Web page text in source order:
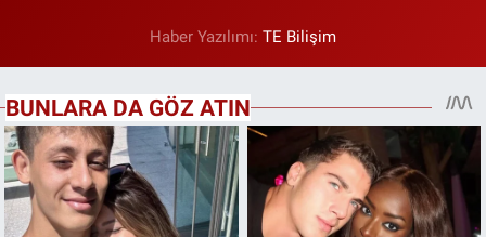
Haber Yazılımı: TE Bilişim